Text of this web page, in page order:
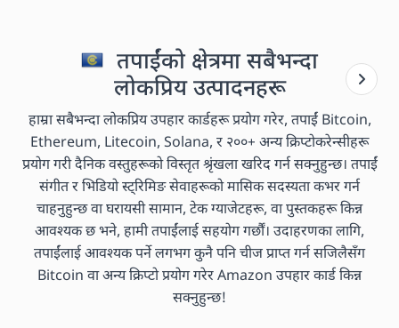
तपाईंको क्षेत्रमा सबैभन्दा
लोकप्रिय उत्पादनहरू
हाम्रा सबैभन्दा लोकप्रिय उपहार कार्डहरू प्रयोग गरेर, तपाईं Bitcoin,
Ethereum, Litecoin, Solana, र २००+ अन्य क्रिप्टोकरेन्सीहरू
प्रयोग गरी दैनिक वस्तुहरूको विस्तृत श्रृंखला खरिद गर्न सक्नुहुन्छ। तपाईं
संगीत र भिडियो स्ट्रिमिङ सेवाहरूको मासिक सदस्यता कभर गर्न
चाहनुहुन्छ वा घरायसी सामान, टेक ग्याजेटहरू, वा पुस्तकहरू किन्न
आवश्यक छ भने, हामी तपाईंलाई सहयोग गर्छौं। उदाहरणका लागि,
तपाईंलाई आवश्यक पर्ने लगभग कुनै पनि चीज प्राप्त गर्न सजिलैसँग
Bitcoin वा अन्य क्रिप्टो प्रयोग गरेर Amazon उपहार कार्ड किन्न
सक्नुहुन्छ!